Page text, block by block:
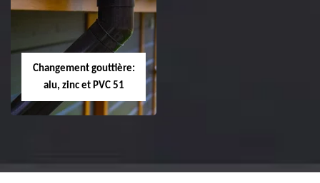
changement de
tuile de rive 51
Changement gouttière:
alu, zinc et PVC 51